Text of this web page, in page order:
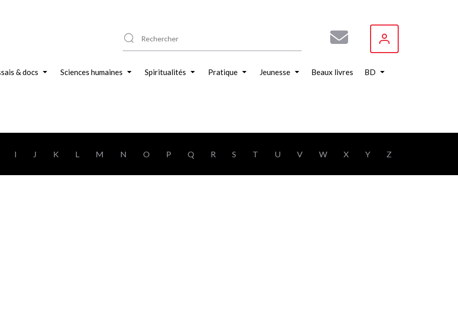
& docs Sciences humaines Spiritualités Pratique Jeunesse Beaux livres BD
I J K L M N O P Q R S T U V W X Y Z